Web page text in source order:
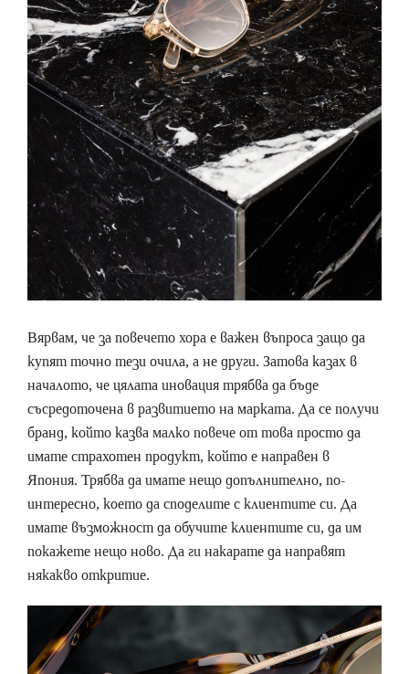
Вярвам, че за повечето хора е важен въпроса защо да
купят точно тези очила, а не други. Затова казах в
началото, че цялата иновация трябва да бъде
съсредоточена в развитието на марката. Да се получи
бранд, който казва малко повече от това просто да
имате страхотен продукт, който е направен в
Япония. Трябва да имате нещо допълнително, по-
интересно, което да споделите с клиентите си. Да
имате възможност да обучите клиентите си, да им
покажете нещо ново. Да ги накарате да направят
някакво откритие.